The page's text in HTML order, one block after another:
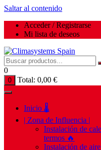
Saltar al contenido
Acceder / Registrarse
Mi lista de deseos
0
0 Total: 0,00 €
Inicio 🌡️
| Zona de Influencia |
Instalación de
termos 🔥
Instalación de